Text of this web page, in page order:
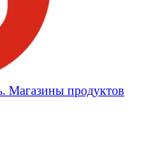
Магазины продуктов